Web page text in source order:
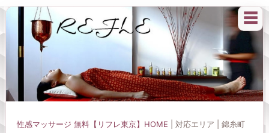
☰
性感マッサージ 無料【リフレ東京】HOME | 対応エリア | 錦糸町